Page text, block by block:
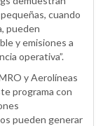
cuando
pueden
y emisiones a
operativa”.
y Aerolíneas
programa con
pueden generar